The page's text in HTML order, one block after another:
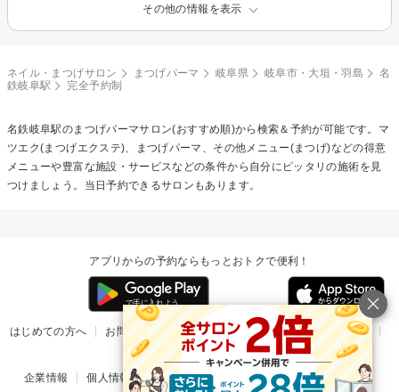
その他の情報を表示
ネイル・まつげサロン まつげパーマ 岐阜県 岐阜市・大垣・羽島
名
鉄岐阜駅
完全予約制
名鉄岐阜駅のまつげパーマサロン(おすすめ順)から検索＆予約が可能です。マ
ツエク(まつげエクステ)、まつげパーマ、その他メニュー(まつげ)などの得意
メニューや豊富な施設・サービスなどの条件から自分にピッタリの施術を見
つけましょう。当日予約できるサロンもあります。
アプリからの予約ならもっとおトクで便利！
はじめての方へ お問い合わせ ヘルプ リリース情報
利用規約
掲載ご希望のサロン様
企業情報 個人情報保護方針 楽天のサービス一覧 アプリ一覧